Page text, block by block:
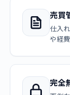
売買
仕入
や経
完全